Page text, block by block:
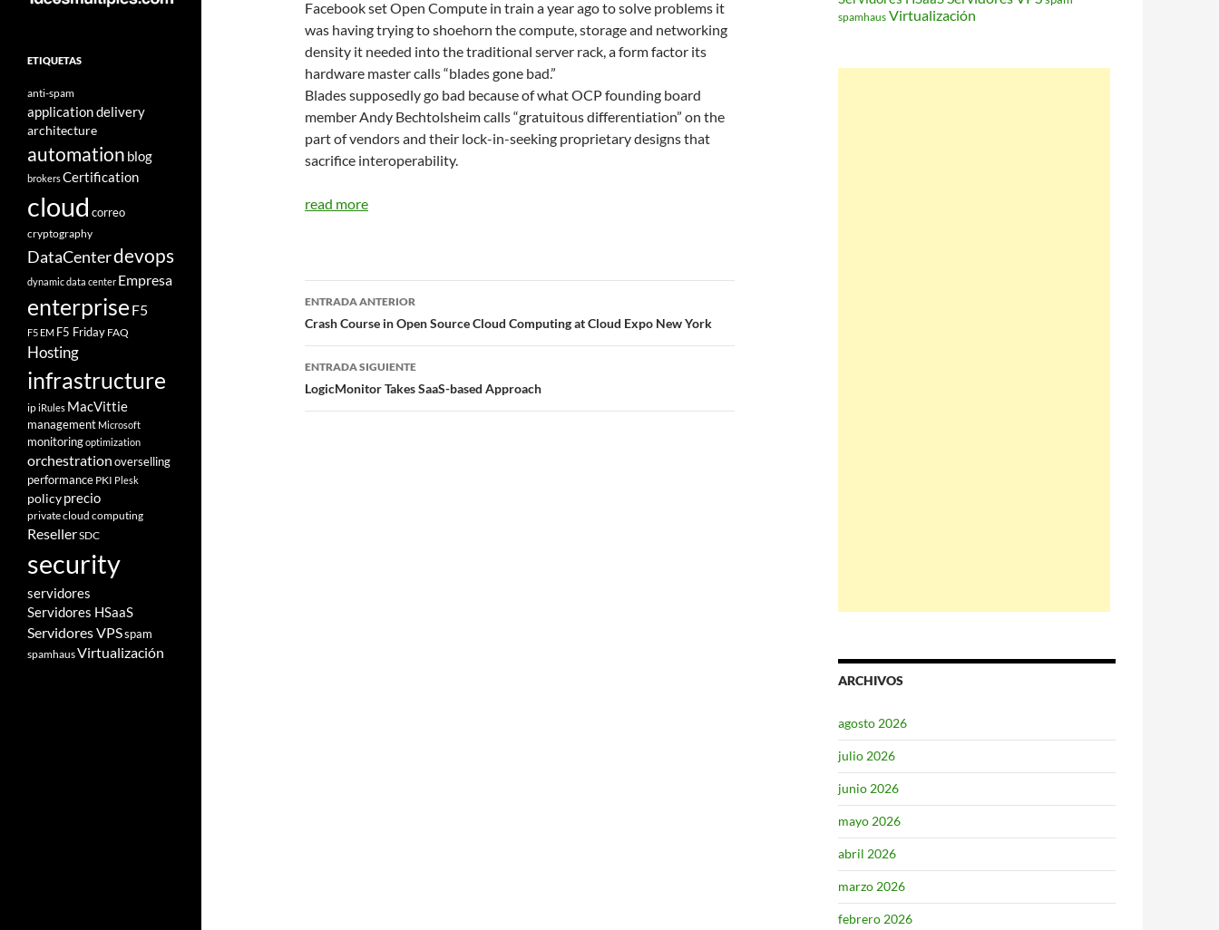
Facebook set Open Compute in train a year ago to solve problems it
was having trying to shoehorn the compute, storage and networking
density it needed into the traditional server rack, a form factor its
hardware master calls “blades gone bad.”
Blades supposedly go bad because of what OCP founding board
member Andy Bechtolsheim calls “gratuitous differentiation” on the
part of vendors and their lock-in-seeking proprietary designs that
sacrifice interoperability.
read more
Navegador
de
entradas
ENTRADA ANTERIOR
Crash Course in Open Source Cloud Computing at Cloud Expo New York
ENTRADA SIGUIENTE
LogicMonitor Takes SaaS-based Approach
spamhaus Virtualización
ARCHIVOS
agosto 2026
julio 2026
junio 2026
mayo 2026
abril 2026
marzo 2026
febrero 2026
ETIQUETAS
anti-spam
application delivery
architecture
automation blog
brokersCertification
cloud correo
cryptography
DataCenterdevops
dynamic data center Empresa
enterprise F5
F5 EM F5 Friday FAQ
Hosting
infrastructure
ipiRules MacVittie
management Microsoft
monitoringoptimization
orchestrationoverselling
performance PKI Plesk
policyprecio
private cloud computing
ResellerSDC
security
servidores
Servidores HSaaS
Servidores VPSspam
spamhausVirtualización